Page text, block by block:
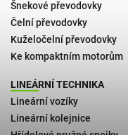
Šnekové převodovky
Čelní převodovky
Kuželočelní převodovky
Ke kompaktním motorům
LINEÁRNÍ TECHNIKA
Lineární vozíky
Lineární kolejnice